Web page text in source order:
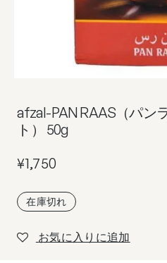
afzal-PAN RAAS（パン
ト） 50g
¥1,750
在庫切れ
お気に入りに追加